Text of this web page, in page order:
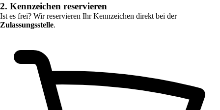
2. Kennzeichen reservieren
Ist es frei? Wir reservieren Ihr Kennzeichen direkt bei der
Zulassungsstelle.